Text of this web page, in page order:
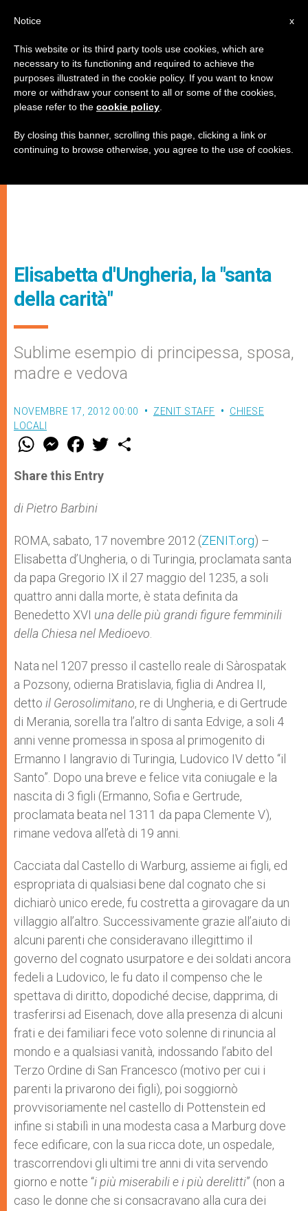
Elisabetta d'Ungheria, la "santa
della carità"
Sublime esempio di principessa, sposa,
madre e vedova
NOVEMBRE 17, 2012 00:00 ZENIT STAFF
CHIESE
LOCALI
W
t
s
p
p
M
e
s
e
g
e
F
a
e
b
o
k
w
Share this Entry
di Pietro Barbini
ROMA, sabato, 17 novembre 2012 (ZENIT.org) –
Elisabetta d’Ungheria, o di Turingia, proclamata santa
da papa Gregorio IX il 27 maggio del 1235, a soli
quattro anni dalla morte, è stata definita da
Benedetto XVI una delle più grandi figure femminili
della Chiesa nel Medioevo
Nata nel 1207 presso il castello reale di Sàrospatak
a Pozsony, odierna Bratislavia, figlia di Andrea II,
detto il Gerosolimitano, re di Ungheria, e di Gertrude
di Merania, sorella tra l’altro di santa Edvige, a soli 4
anni venne promessa in sposa al primogenito di
Ermanno I langravio di Turingia, Ludovico IV detto “il
Santo”. Dopo una breve e felice vita coniugale e la
nascita di 3 figli (Ermanno, Sofia e Gertrude,
proclamata beata nel 1311 da papa Clemente V),
rimane vedova all’età di 19 anni.
Cacciata dal Castello di Warburg, assieme ai figli, ed
espropriata di qualsiasi bene dal cognato che si
dichiarò unico erede, fu costretta a girovagare da un
villaggio all’altro. Successivamente grazie all’aiuto di
alcuni parenti che consideravano illegittimo il
governo del cognato usurpatore e dei soldati ancora
fedeli a Ludovico, le fu dato il compenso che le
spettava di diritto, dopodiché decise, dapprima, di
trasferirsi ad Eisenach, dove alla presenza di alcuni
frati e dei familiari fece voto solenne di rinuncia al
mondo e a qualsiasi vanità, indossando l’abito del
Terzo Ordine di San Francesco (motivo per cui i
parenti la privarono dei figli), poi soggiornò
provvisoriamente nel castello di Pottenstein ed
infine si stabilì in una modesta casa a Marburg dove
fece edificare, con la sua ricca dote, un ospedale,
trascorrendovi gli ultimi tre anni di vita servendo
giorno e notte “i più miserabili e i più derelitti” (non a
caso le donne che si consacravano alla cura dei
x
Notice
This website or its third party tools use cookies, which are
necessary to its functioning and required to achieve the
purposes illustrated in the cookie policy. If you want to know
more or withdraw your consent to all or some of the cookies,
please refer to the cookie policy
By closing this banner, scrolling this page, clicking a link or
continuing to browse otherwise, you agree to the use of cookies.